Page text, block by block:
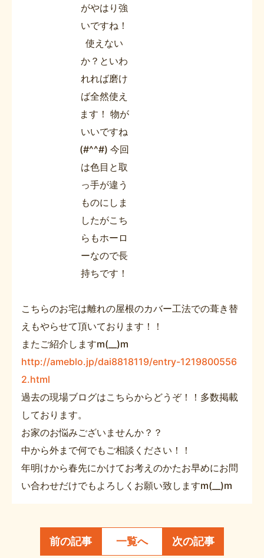
がやはり強
いですね！
使えない
か？といわ
れれば磨け
ば全然使え
ます！ 物が
いいですね
(#^^#) 今回
は色目と取
っ手が違う
ものにしま
したがこち
らもホーロ
ーなので長
持ちです！
こちらのお宅は離れの屋根のカバー工法での葺き替
えもやらせて頂いております！！
またご紹介しますm(__)m
http://ameblo.jp/dai8818119/entry-1219800556
2.html
過去の現場ブログはこちらからどうぞ！！多数掲載
しております。
お家のお悩みございませんか？？
中から外まで何でもご相談ください！！
年明けから春先にかけてお考えのかたお早めにお問
い合わせだけでもよろしくお願い致しますm(__)m
前の記事 一覧へ 次の記事